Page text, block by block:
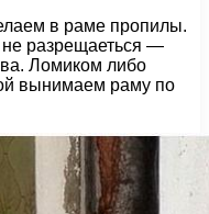
в раме пропилы.
не разрещаеться —
Ломиком либо
вынимаем раму по